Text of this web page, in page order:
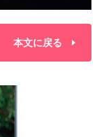
本文に戻る